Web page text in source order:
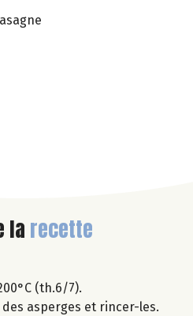
larecette
(th.6/7).
asperges et rincer-les.